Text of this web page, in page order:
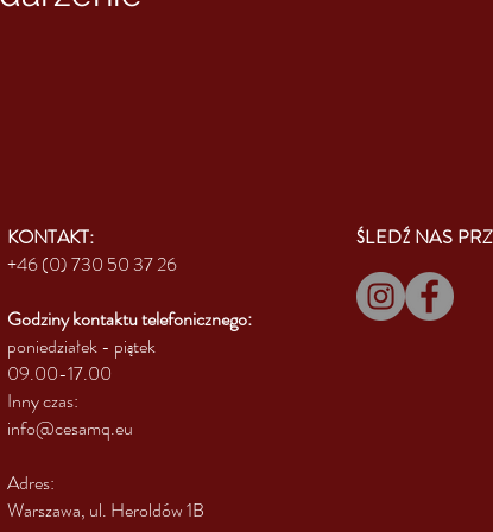
KONTAKT:
+46 (0) 730 50 37 26
Godziny kontaktutelefonicznego:
poniedziałek - piątek
09.00-17.00
Inny czas:
info@cesamq.eu
Adres:
Warszawa, ul. Heroldów 1B
ŚLEDŹ NAS